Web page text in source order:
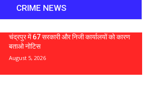
CRIME NEWS
चंद्रपुर में 67 सरकारी और निजी कार्यालयों को कारण
बताओ नोटिस
August 5, 2026